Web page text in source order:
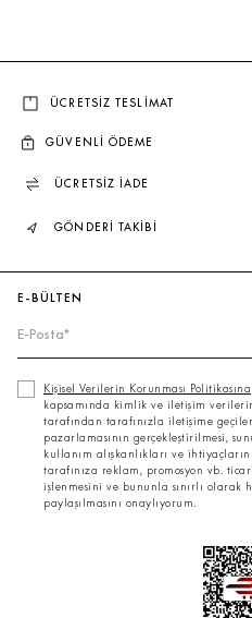
ÜCRETSİZ TESLİMAT
GÜVENLİ ÖDEME
ÜCRETSİZ İADE
GÖNDERİ TAKİBİ
E-BÜLTEN
Kişisel Verilerin Korunması Politikasına
kapsamında kimlik ve iletişim
tarafından tarafınızla iletişime
pazarlamasının gerçekleştirilmesi,
kullanım alışkanlıkları ve
tarafınıza reklam, promosyon vb.
işlenmesini ve bununla sınırlı
paylaşılmasını onaylıyorum.